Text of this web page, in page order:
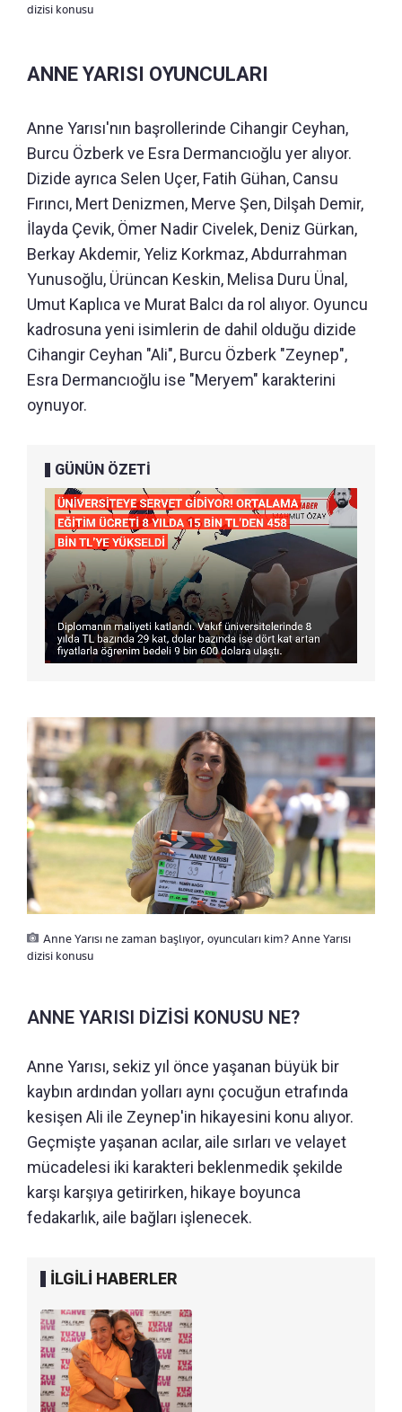
dizisi konusu
ANNE YARISI OYUNCULARI
Anne Yarısı'nın başrollerinde Cihangir Ceyhan,
Burcu Özberk ve Esra Dermancıoğlu yer alıyor.
Dizide ayrıca Selen Uçer, Fatih Gühan, Cansu
Fırıncı, Mert Denizmen, Merve Şen, Dilşah Demir,
İlayda Çevik, Ömer Nadir Civelek, Deniz Gürkan,
Berkay Akdemir, Yeliz Korkmaz, Abdurrahman
Yunusoğlu, Ürüncan Keskin, Melisa Duru Ünal,
Umut Kaplıca ve Murat Balcı da rol alıyor. Oyuncu
kadrosuna yeni isimlerin de dahil olduğu dizide
Cihangir Ceyhan "Ali", Burcu Özberk "Zeynep",
Esra Dermancıoğlu ise "Meryem" karakterini
oynuyor.
GÜNÜN ÖZETİ
Anne Yarısı ne zaman başlıyor, oyuncuları kim? Anne Yarısı
dizisi konusu
ANNE YARISI DİZİSİ KONUSU NE?
Anne Yarısı, sekiz yıl önce yaşanan büyük bir
kaybın ardından yolları aynı çocuğun etrafında
kesişen Ali ile Zeynep'in hikayesini konu alıyor.
Geçmişte yaşanan acılar, aile sırları ve velayet
mücadelesi iki karakteri beklenmedik şekilde
karşı karşıya getirirken, hikaye boyunca
fedakarlık, aile bağları işlenecek.
İLGİLİ HABERLER